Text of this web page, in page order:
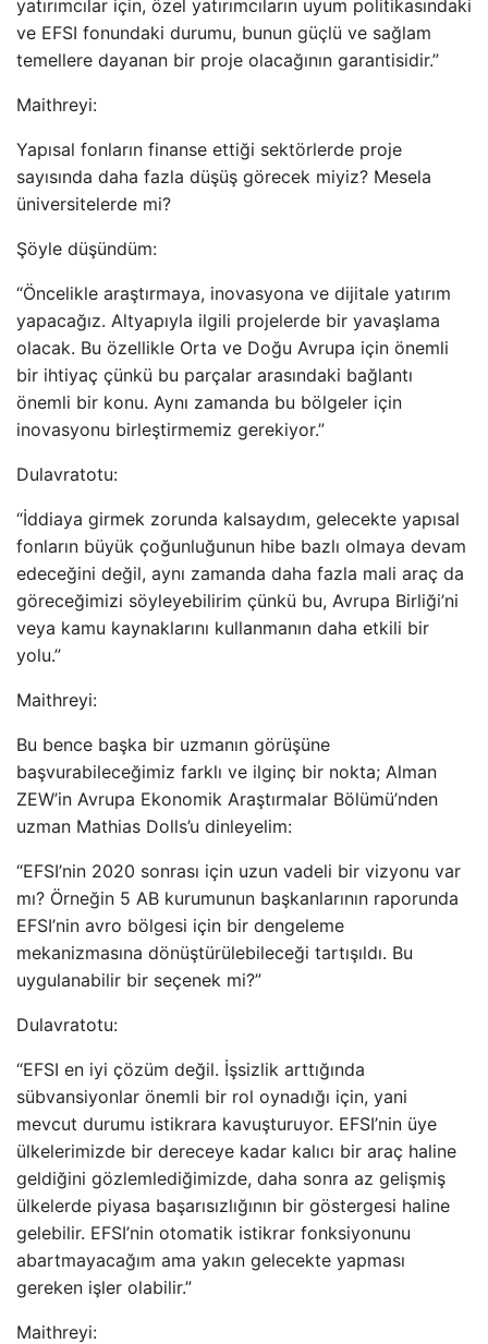
yatırımcılar için, özel yatırımcıların uyum politikasındaki
ve EFSI fonundaki durumu, bunun güçlü ve sağlam
temellere dayanan bir proje olacağının garantisidir.”
Maithreyi:
Yapısal fonların finanse ettiği sektörlerde proje
sayısında daha fazla düşüş görecek miyiz? Mesela
üniversitelerde mi?
Şöyle düşündüm:
“Öncelikle araştırmaya, inovasyona ve dijitale yatırım
yapacağız. Altyapıyla ilgili projelerde bir yavaşlama
olacak. Bu özellikle Orta ve Doğu Avrupa için önemli
bir ihtiyaç çünkü bu parçalar arasındaki bağlantı
önemli bir konu. Aynı zamanda bu bölgeler için
inovasyonu birleştirmemiz gerekiyor.”
Dulavratotu:
“İddiaya girmek zorunda kalsaydım, gelecekte yapısal
fonların büyük çoğunluğunun hibe bazlı olmaya devam
edeceğini değil, aynı zamanda daha fazla mali araç da
göreceğimizi söyleyebilirim çünkü bu, Avrupa Birliği’ni
veya kamu kaynaklarını kullanmanın daha etkili bir
yolu.”
Maithreyi:
Bu bence başka bir uzmanın görüşüne
başvurabileceğimiz farklı ve ilginç bir nokta; Alman
ZEW’in Avrupa Ekonomik Araştırmalar Bölümü’nden
uzman Mathias Dolls’u dinleyelim:
“EFSI’nin 2020 sonrası için uzun vadeli bir vizyonu var
mı? Örneğin 5 AB kurumunun başkanlarının raporunda
EFSI’nin avro bölgesi için bir dengeleme
mekanizmasına dönüştürülebileceği tartışıldı. Bu
uygulanabilir bir seçenek mi?”
Dulavratotu:
“EFSI en iyi çözüm değil. İşsizlik arttığında
sübvansiyonlar önemli bir rol oynadığı için, yani
mevcut durumu istikrara kavuşturuyor. EFSI’nin üye
ülkelerimizde bir dereceye kadar kalıcı bir araç haline
geldiğini gözlemlediğimizde, daha sonra az gelişmiş
ülkelerde piyasa başarısızlığının bir göstergesi haline
gelebilir. EFSI’nin otomatik istikrar fonksiyonunu
abartmayacağım ama yakın gelecekte yapması
gereken işler olabilir.”
Maithreyi: